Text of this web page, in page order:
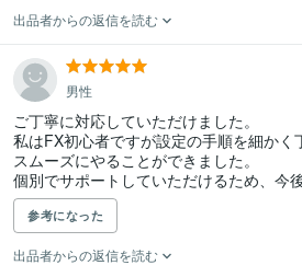
出品者からの返信を読む
男性
ご丁寧に対応していただけました。
私はFX初心者ですが設定の手順を細かく
スムーズにやることができました。
個別でサポートしていただけるため、今
参考になった
出品者からの返信を読む